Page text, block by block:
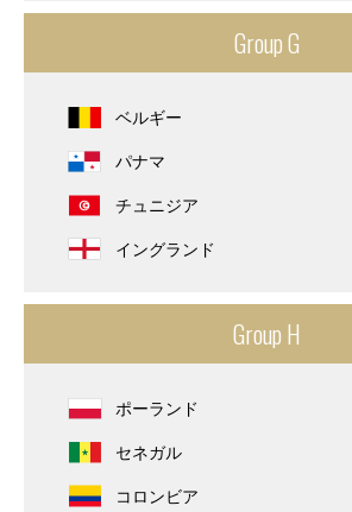
Group G
ベルギー
パナマ
チュニジア
イングランド
Group H
ポーランド
セネガル
コロンビア